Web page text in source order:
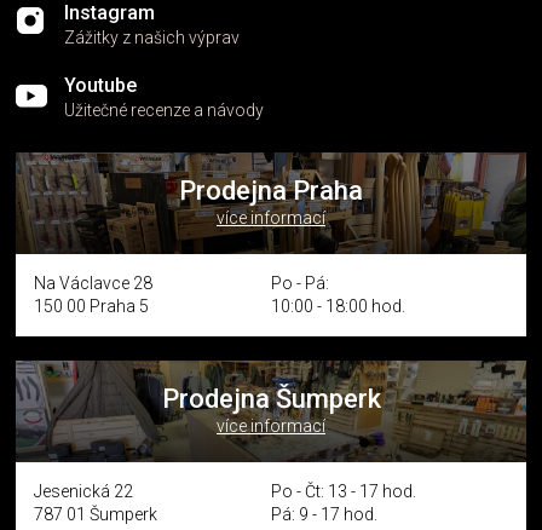
Instagram
Zážitky z našich výprav
Youtube
Užitečné recenze a návody
Prodejna Praha
více informací
Na Václavce 28
150 00 Praha 5
Po - Pá:
10:00 - 18:00 hod.
Prodejna Šumperk
více informací
Jesenická 22
787 01 Šumperk
Po - Čt: 13 - 17 hod.
Pá: 9 - 17 hod.